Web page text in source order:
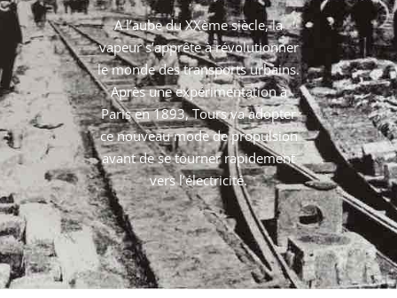
A l’aube du XXème siècle, la
vapeur s’apprête à révolutionner
le monde des transports urbains.
Après une expérimentation à
Paris en 1893, Tours va adopter
ce nouveau mode de propulsion
avant de se tourner rapidement
vers l’électricité.